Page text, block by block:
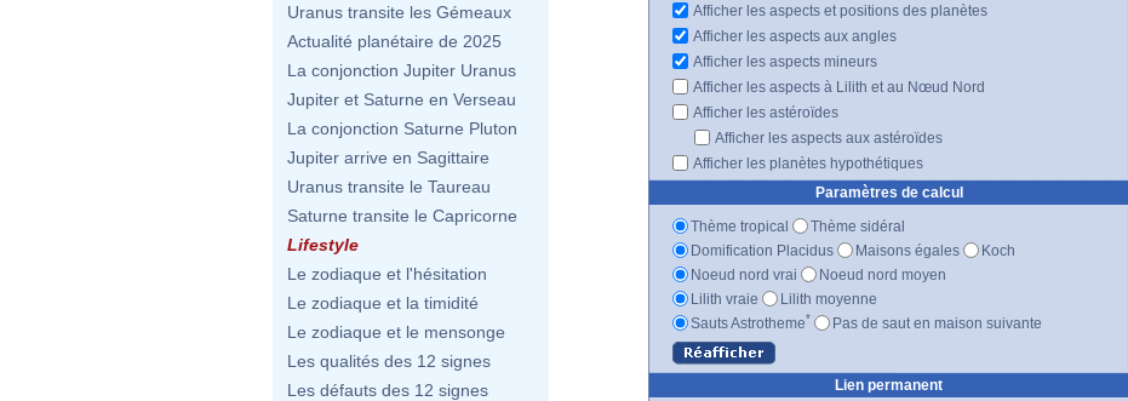
Uranus transite les Gémeaux
Actualité planétaire de 2025
La conjonction Jupiter Uranus
Jupiter et Saturne en Verseau
La conjonction Saturne Pluton
Jupiter arrive en Sagittaire
Uranus transite le Taureau
Saturne transite le Capricorne
Lifestyle
Le zodiaque et l'hésitation
Le zodiaque et la timidité
Le zodiaque et le mensonge
Les qualités des 12 signes
Les défauts des 12 signes
Afficher les aspects et positions des planètes
Afficher les aspects aux angles
Afficher les aspects mineurs
Afficher les aspects à Lilith et au Nœud Nord
Afficher les astéroïdes
Afficher les aspects aux astéroïdes
Afficher les planètes hypothétiques
Paramètres de calcul
Thème tropical
Thème sidéral
Domification Placidus
Maisons égales
Koch
Noeud nord vrai
Noeud nord moyen
Lilith vraie
Lilith moyenne
Sauts Astrotheme* Pas de saut en maison suivante
Lien permanent